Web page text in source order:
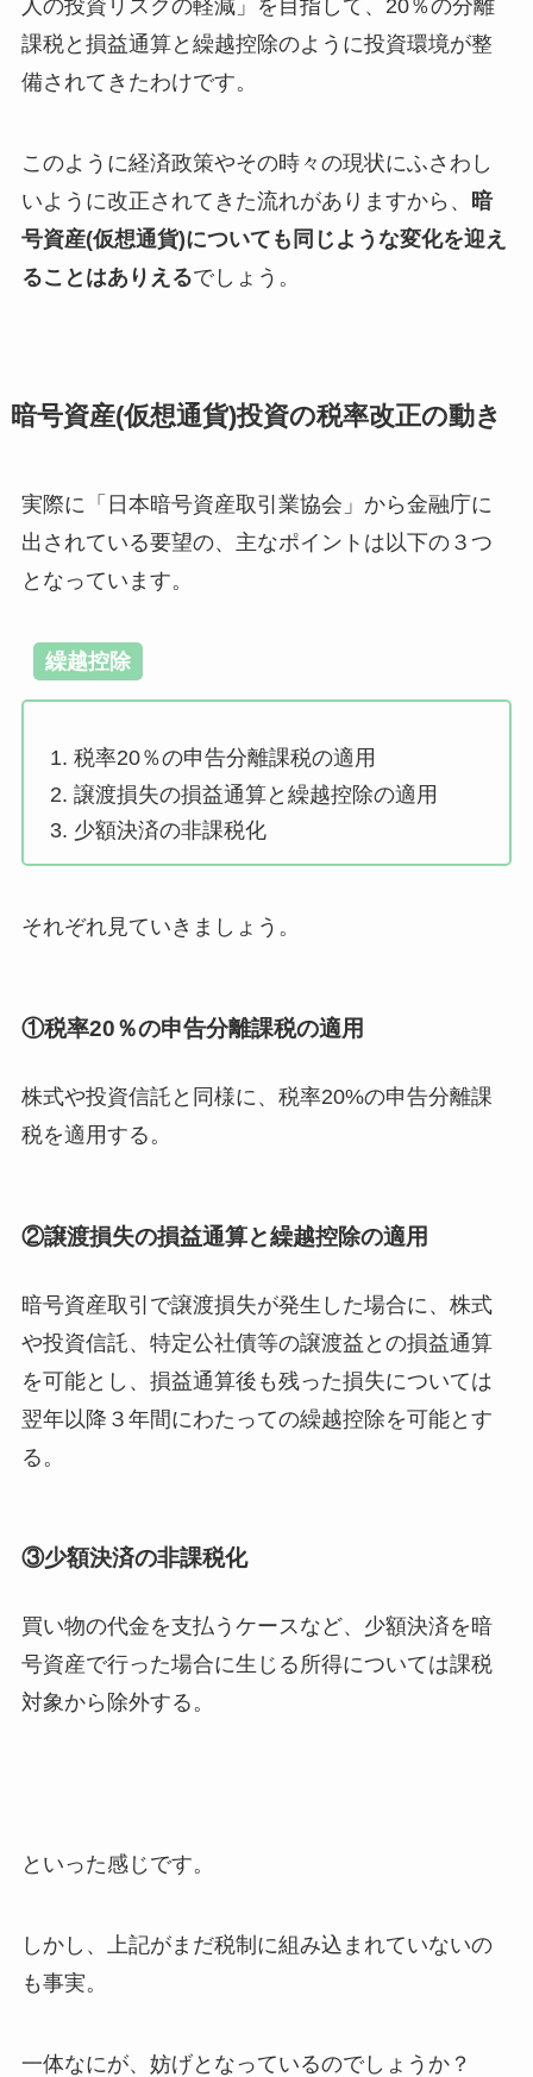
人の投資リスクの軽減」を目指して、20％の分離
課税と損益通算と繰越控除のように投資環境が整
備されてきたわけです。
このように経済政策やその時々の現状にふさわし
いように改正されてきた流れがありますから、 暗
号資産(仮想通貨)についても同じような変化を迎え
ることはありえるでしょう。
暗号資産(仮想通貨)投資の税率改正の動き
実際に「日本暗号資産取引業協会」から金融庁に
出されている要望の、主なポイントは以下の３つ
となっています。
繰越控除
税率20％の申告分離課税の適用
譲渡損失の損益通算と繰越控除の適用
少額決済の非課税化
それぞれ見ていきましょう。
①税率20％の申告分離課税の適用
株式や投資信託と同様に、税率20%の申告分離課
税を適用する。
②譲渡損失の損益通算と繰越控除の適用
暗号資産取引で譲渡損失が発生した場合に、株式
や投資信託、特定公社債等の譲渡益との損益通算
を可能とし、損益通算後も残った損失については
翌年以降３年間にわたっての繰越控除を可能とす
る。
③少額決済の非課税化
買い物の代金を支払うケースなど、少額決済を暗
号資産で行った場合に生じる所得については課税
対象から除外する。
といった感じです。
しかし、上記がまだ税制に組み込まれていないの
も事実。
一体なにが、妨げとなっているのでしょうか？